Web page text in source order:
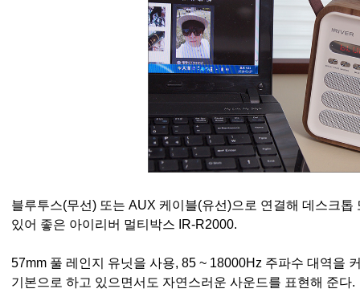
블루투스(무선) 또는 AUX 케이블(유선)으로 연결해 데스크
있어 좋은 아이리버 멀티박스 IR-R2000.
57mm 풀 레인지 유닛을 사용, 85 ~ 18000Hz 주파수 대역을
기본으로 하고 있으면서도 자연스러운 사운드를 표현해 준다.